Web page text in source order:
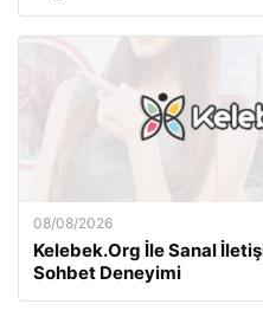
08/08/2026
Kelebek.Org İle Sanal
Sohbet Deneyimi